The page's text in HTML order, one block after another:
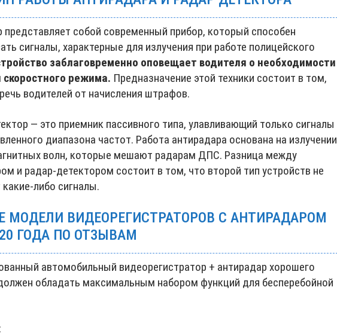
представляет собой современный прибор, который способен
сигналы, характерные для излучения при работе полицейского
заблаговременно оповещает водителя о необходимости
режима. Предназначение этой техники состоит в том,
водителей от начисления штрафов.
— это приемник пассивного типа, улавливающий только сигналы
диапазона частот. Работа антирадара основана на излучении
волн, которые мешают радарам ДПС. Разница между
и радар-детектором состоит в том, что второй тип устройств не
какие-либо сигналы.
МОДЕЛИ ВИДЕОРЕГИСТРАТОРОВ С АНТИРАДАРОМ
ГОДА ПО ОТЗЫВАМ
автомобильный видеорегистратор + антирадар хорошего
обладать максимальным набором функций для бесперебойной